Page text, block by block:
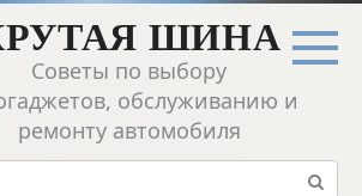
ШИНА
Советы по выбору
обслуживанию и
ремонту автомобиля